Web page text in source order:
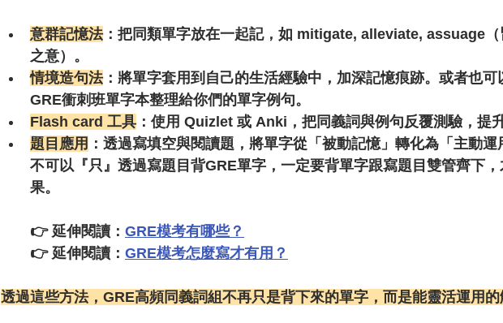
意群記憶法：把同類單字放在一起記，如 mitigate, alleviate, assuage（
之意）。
情境造句法：將單字套用到自己的生活經驗中，加深記憶痕跡。或者也
GRE衝刺班單字本整理給你們的單字例句。
Flash card 工具 ：使用 Quizlet 或 Anki，把同義詞與例句反覆測驗，提
題目應用 ：透過寫填空與閱讀題，將單字從「被動記憶」轉化為「主動運
不可以『只』透過寫題目背GRE單字，一定要背單字跟寫題目雙管齊下
果。
👉 延伸閱讀： GRE模考有哪些？
👉 延伸閱讀： GRE模考怎麼寫才有用？
透過這些方法，GRE高頻同義詞組不再只是背下來的單字，而是能靈活運用的